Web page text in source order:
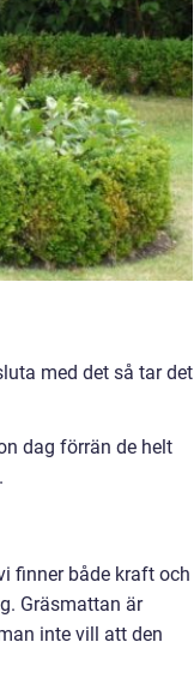
med det så tar det
dag förrän de helt
finner både kraft och
Gräsmattan är
inte vill att den